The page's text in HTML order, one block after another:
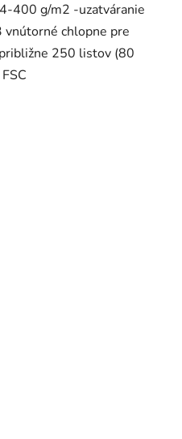
400 g/m2 -uzatváranie
vnútorné chlopne pre
250 listov (80